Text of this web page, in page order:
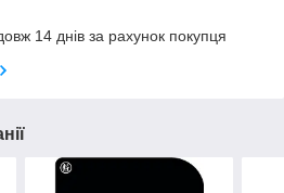
14 днів за рахунок покупця